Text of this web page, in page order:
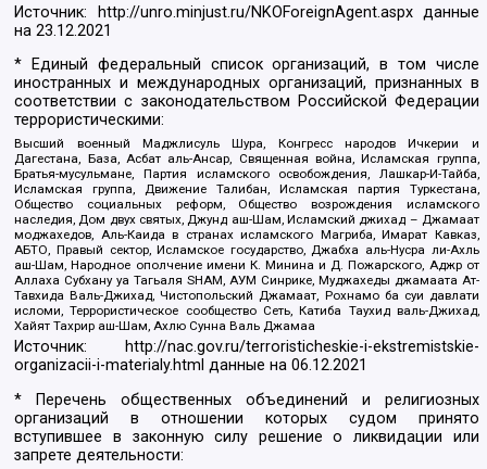
Источник: http://unro.minjust.ru/NKOForeignAgent.aspxданные
на23.12.2021
* Единый федеральный список организаций, в том числе
иностранных и международных организаций, признанных в
соответствии с законодательством Российской Федерации
террористическими:
Высший военный Маджлисуль Шура, Конгресс народов Ичкерии и
Дагестана, База, Асбат аль-Ансар, Священная война, Исламская группа,
Братья-мусульмане, Партия исламского освобождения, Лашкар-И-Тайба,
Исламская группа, Движение Талибан, Исламская партия Туркестана,
Общество социальных реформ, Общество возрождения исламского
наследия, Дом двух святых, Джунд аш-Шам, Исламский джихад – Джамаат
моджахедов, Аль-Каида в странах исламского Магриба, Имарат Кавказ,
АБТО, Правый сектор, Исламское государство, Джабха аль-Нусра ли-Ахль
аш-Шам, Народное ополчение имени К. Минина и Д. Пожарского, Аджр от
Аллаха Субхану уа Тагьаля SHAM, АУМ Синрике, Муджахеды джамаата Ат-
Тавхида Валь-Джихад, Чистопольский Джамаат, Рохнамо ба суи давлати
исломи, Террористическое сообщество Сеть, Катиба Таухид валь-Джихад,
Хайят Тахрир аш-Шам, Ахлю Сунна Валь Джамаа
Источник:
http://nac.gov.ru/terroristicheskie-i-ekstremistskie-
organizacii-i-materialy.html данные на06.12.2021
* Перечень общественных объединений и религиозных
организаций в отношении которых судом принято
вступившее в законную силу решение о ликвидации или
запрете деятельности: